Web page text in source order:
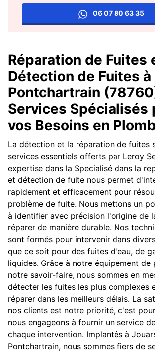
06 07 80 63 35
Réparation de Fuites
Détection de Fuites
Pontchartrain
Services Spécialisés
vos Besoins en
La détection et la réparation de fuites
services essentiels offerts par Leroy
expertise dans la Specialisé dans la
et détection de fuite nous permet
rapidement et efficacement pour
problème de fuite. Nous mettons un
à identifier avec précision l'origine de
réparer de manière durable. Nos
sont formés pour intervenir dans
que ce soit pour des fuites d'eau, de
liquides. Grâce à notre équipement de
notre savoir-faire, nous sommes en
détecter les fuites les plus complexes
réparer dans les meilleurs délais. La
nos clients est notre priorité, c'est
nous engageons à fournir un service
chaque intervention. Implantés à
Pontchartrain, nous sommes fiers de